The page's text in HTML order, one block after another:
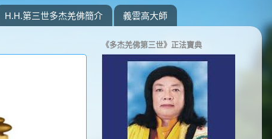
H.H.第三世多杰羌佛簡介 義雲高大師
《多杰羌佛第三世》正法寶典